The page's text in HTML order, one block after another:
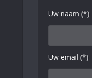
Uw naam (*)
Uw email (*)